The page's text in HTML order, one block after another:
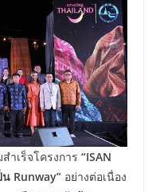
ำเร็จโครงการ “ISAN
Runway” อย่างต่อเนื่อง